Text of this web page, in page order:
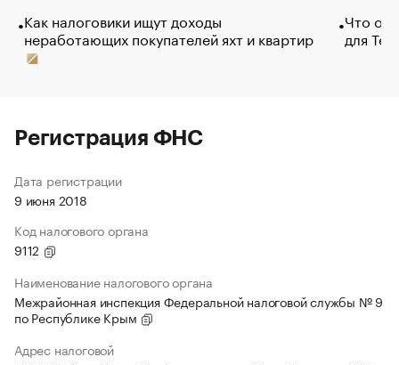
Как налоговики ищут доходы
неработающих покупателей яхт и квартир
Что
для
Регистрация ФНС
Дата регистрации
9 июня 2018
Код налогового органа
9112
Наименование налогового органа
Межрайонная инспекция Федеральной налоговой службы № 9
по Республике Крым
Адрес налоговой